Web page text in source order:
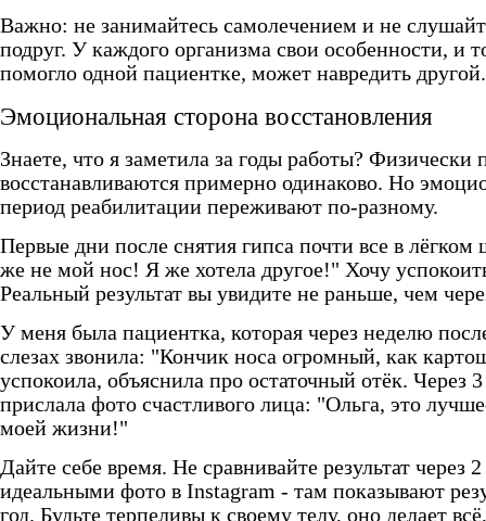
Важно: не занимайтесь самолечением и не
подруг. У каждого организма свои особенности, и
помогло одной пациентке, может навредить другой.
Эмоциональная сторона восстановления
Знаете, что я заметила за годы работы? Физически
восстанавливаются примерно одинаково. Но
период реабилитации переживают по-разному.
Первые дни после снятия гипса почти все в
же не мой нос! Я же хотела другое!" Хочу
Реальный результат вы увидите не раньше, чем
У меня была пациентка, которая через неделю
слезах звонила: "Кончик носа огромный, как
успокоила, объяснила про остаточный отёк. Через
прислала фото счастливого лица: "Ольга, это
моей жизни!"
Дайте себе время. Не сравнивайте результат через
идеальными фото в Instagram - там показывают
год. Будьте терпеливы к своему телу, оно делает